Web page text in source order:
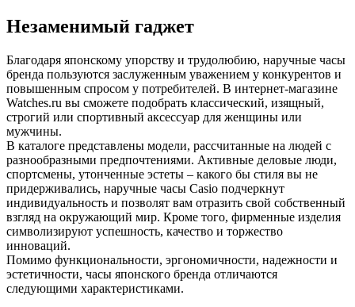
Незаменимый гаджет
Благодаря японскому упорству и трудолюбию, наручные часы
бренда пользуются заслуженным уважением у конкурентов и
повышенным спросом у потребителей. В интернет-магазине
Watches.ru вы сможете подобрать классический, изящный,
строгий или спортивный аксессуар для женщины или
мужчины.
В каталоге представлены модели, рассчитанные на людей с
разнообразными предпочтениями. Активные деловые люди,
спортсмены, утонченные эстеты – какого бы стиля вы не
придерживались, наручные часы Casio подчеркнут
индивидуальность и позволят вам отразить свой собственный
взгляд на окружающий мир. Кроме того, фирменные изделия
символизируют успешность, качество и торжество
инноваций.
Помимо функциональности, эргономичности, надежности и
эстетичности, часы японского бренда отличаются
следующими характеристиками.